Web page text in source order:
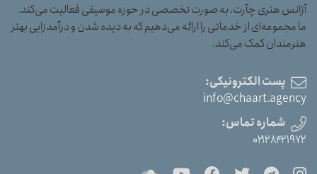
آژانس هنری چآرت، به صورت تخصصی در حوزه موسیقی فعالیت می‌کند.
ما مجموعه‌ای از خدماتی را ارائه می‌دهیم که به دیده شدن و درآمدزایی بهتر
هنرمندان کمک می‌کند.
پست الکترونیکی:
info@chaart.agency
شماره تماس:
۰۲۱۲۸۴۲۱۹۷۲